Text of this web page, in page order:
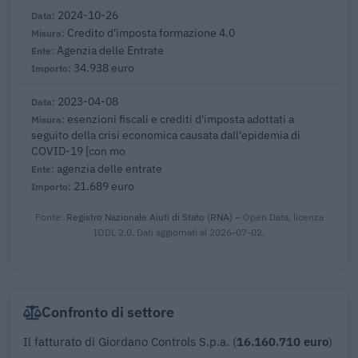
2024-10-26
Credito d'imposta formazione 4.0
Agenzia delle Entrate
34.938 euro
2023-04-08
esenzioni fiscali e crediti d'imposta adottati a
seguito della crisi economica causata dall'epidemia di
COVID-19 [con mo
agenzia delle entrate
21.689 euro
Fonte: Registro Nazionale Aiuti di Stato (RNA) – Open Data, licenza
IODL 2.0. Dati aggiornati al 2026-07-02.
Confronto di settore
Il fatturato di Giordano Controls S.p.a. (16.160.710 euro)